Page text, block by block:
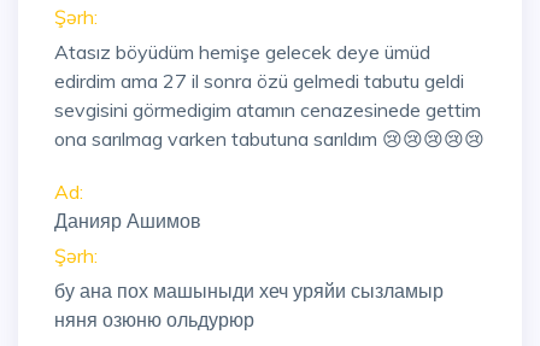
Şərh:
Atasız böyüdüm hemişe gelecek deye ümüd
edirdim ama 27 il sonra özü gelmedi tabutu geldi
sevgisini görmedigim atamın cenazesinede gettim
ona sarılmag varken tabutuna sarıldım 😢😢😢😢😢
Ad:
Данияр Ашимов
Şərh:
бу ана пох машыныди хеч уряйи сызламыр
няня озюню ольдурюр